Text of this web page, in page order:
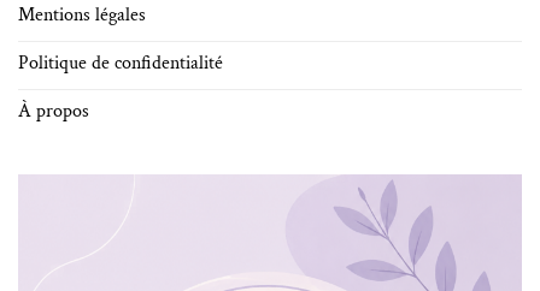
Mentions légales
Politique de confidentialité
À propos